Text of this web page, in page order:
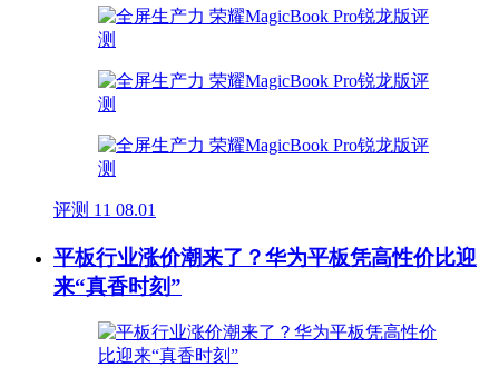
评测 11 08.01
平板行业涨价潮来了？华为平板凭高性价比迎
来“真香时刻”